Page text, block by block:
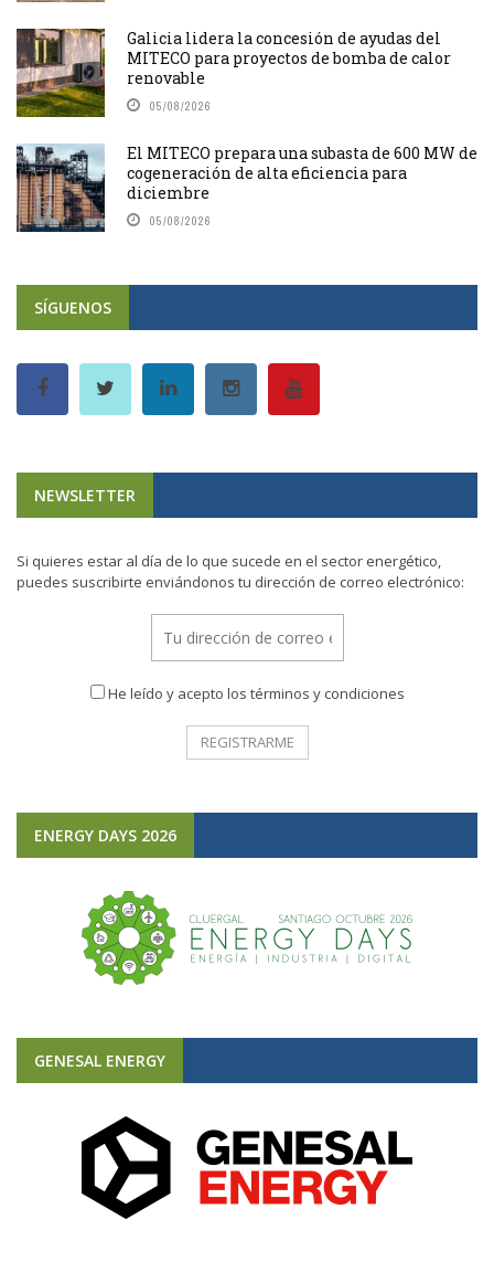
Galicia lidera la concesión de ayudas del
MITECO para proyectos de bomba de calor
renovable
05/08/2026
El MITECO prepara una subasta de 600 MW de
cogeneración de alta eficiencia para
diciembre
05/08/2026
SÍGUENOS
NEWSLETTER
Si quieres estar al día de lo que sucede en el sector energético,
puedes suscribirte enviándonos tu dirección de correo electrónico:
He leído y acepto los términos y condiciones
ENERGY DAYS 2026
GENESAL ENERGY